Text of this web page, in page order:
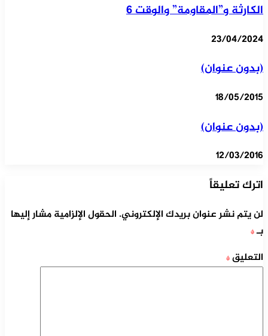
الكارثة و”المقاومة” والوقت 6
23/04/2024
(بدون عنوان)
18/05/2015
(بدون عنوان)
12/03/2016
اترك تعليقاً
لن يتم نشر عنوان بريدك الإلكتروني. الحقول الإلزامية مشار إليها
بـ*
التعليق *